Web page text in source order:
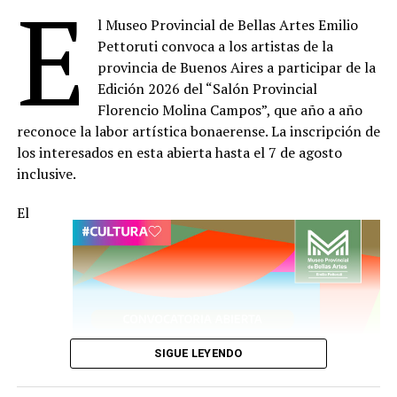
Artes y de asociaciones de artistas visuales de Noruega y
Barcelona.
Desde la década de 1980 participa en salones
municipales, provinciales, nacionales e internacionales,
y ha realizado exposiciones individuales y colectivas en
la Argentina, Panamá, España, Francia, Noruega y
Japón, entre otros países.
Fue seleccionada en las Bienales Internacionales de
Dibujo de Pilsen, República Checa, auspiciadas por la
Asociación Internacional de Arte de Europa. Sus obras
forman parte de museos, instituciones educativas y
colecciones públicas y privadas de la Argentina, América
Además de su producción artística, ha desarrollado
E
l Museo Provincial de Bellas Artes Emilio
Pettoruti convoca a los artistas de la
provincia de Buenos Aires a participar de la
Edición 2026 del “Salón Provincial
Florencio Molina Campos”, que año a año
reconoce la labor artística bonaerense. La inscripción de
los interesados en esta abierta hasta el 7 de agosto
inclusive.
El
SIGUE LEYENDO